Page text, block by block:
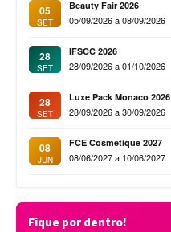
05
SET
Beauty Fair 2026
05/09/2026 a 08/09/2026
28
SET
IFSCC 2026
28/09/2026 a 01/10/2026
28
SET
Luxe Pack Monaco 2026
28/09/2026 a 30/09/2026
08
JUN
FCE Cosmetique 2027
08/06/2027 a 10/06/2027
Fique por dentro!